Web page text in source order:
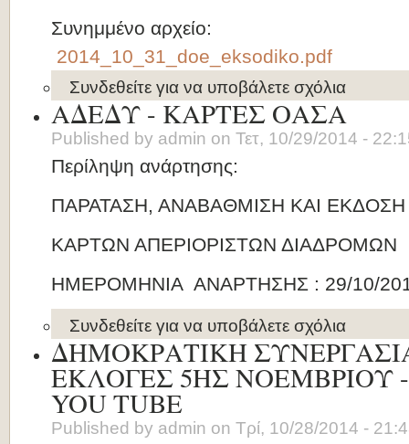
Συνημμένο αρχείο:
2014_10_31_doe_eksodiko.pdf
Συνδεθείτε για να υποβάλετε σχόλια
ΑΔΕΔΥ - ΚΑΡΤΕΣ ΟΑΣΑ
Published by admin on Τετ, 10/29/2014 -
Περίληψη ανάρτησης:
ΠΑΡΑΤΑΣΗ, ΑΝΑΒΑΘΜΙΣΗ ΚΑΙ
ΚΑΡΤΩΝ ΑΠΕΡΙΟΡΙΣΤΩΝ ΔΙΑΔΡΟΜΩΝ
ΗΜΕΡΟΜΗΝΙΑ ΑΝΑΡΤΗΣΗΣ : 29/10/
Συνδεθείτε για να υποβάλετε σχόλια
ΔΗΜΟΚΡΑΤΙΚΗ
ΕΚΛΟΓΕΣ 5ΗΣ ΝΟΕΜΒΡΙΟΥ
YOU TUBE
Published by admin on Τρί, 10/28/2014 -